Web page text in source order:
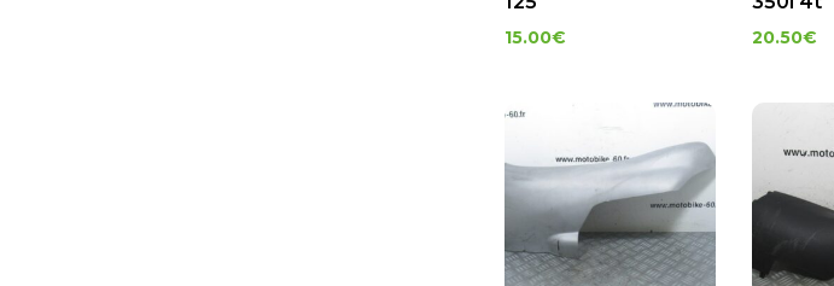
15.00€ 20.50€